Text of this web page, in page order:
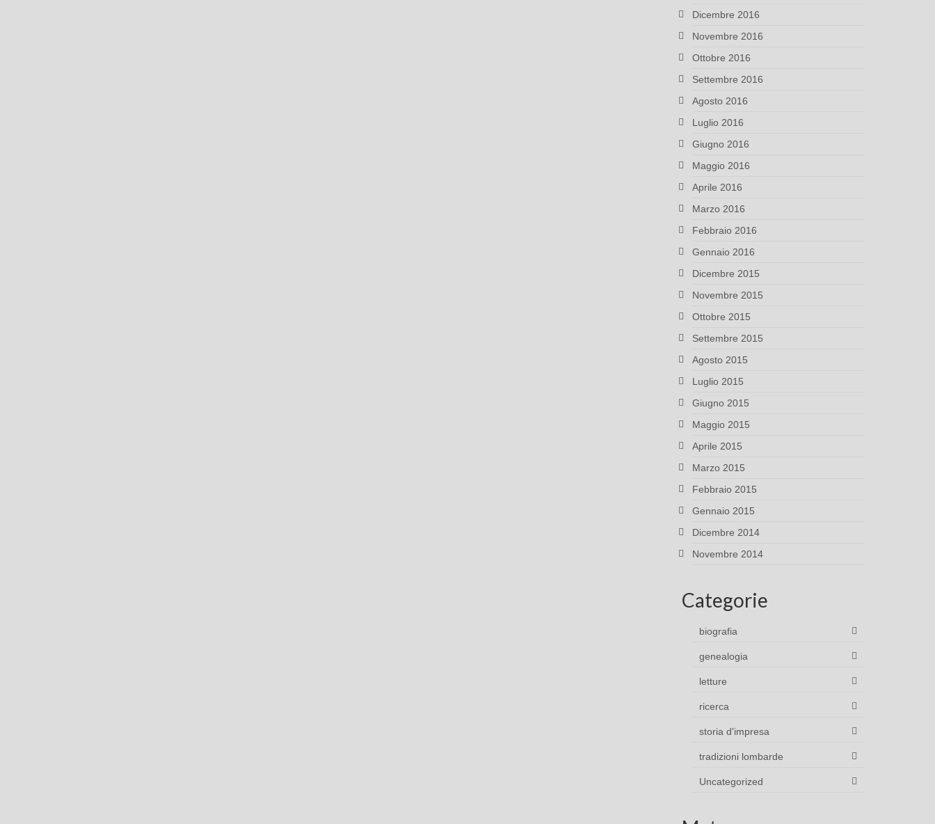
Dicembre 2016
Novembre 2016
Ottobre 2016
Settembre 2016
Agosto 2016
Luglio 2016
Giugno 2016
Maggio 2016
Aprile 2016
Marzo 2016
Febbraio 2016
Gennaio 2016
Dicembre 2015
Novembre 2015
Ottobre 2015
Settembre 2015
Agosto 2015
Luglio 2015
Giugno 2015
Maggio 2015
Aprile 2015
Marzo 2015
Febbraio 2015
Gennaio 2015
Dicembre 2014
Novembre 2014
Categorie
biografia
genealogia
letture
ricerca
storia d'impresa
tradizioni lombarde
Uncategorized